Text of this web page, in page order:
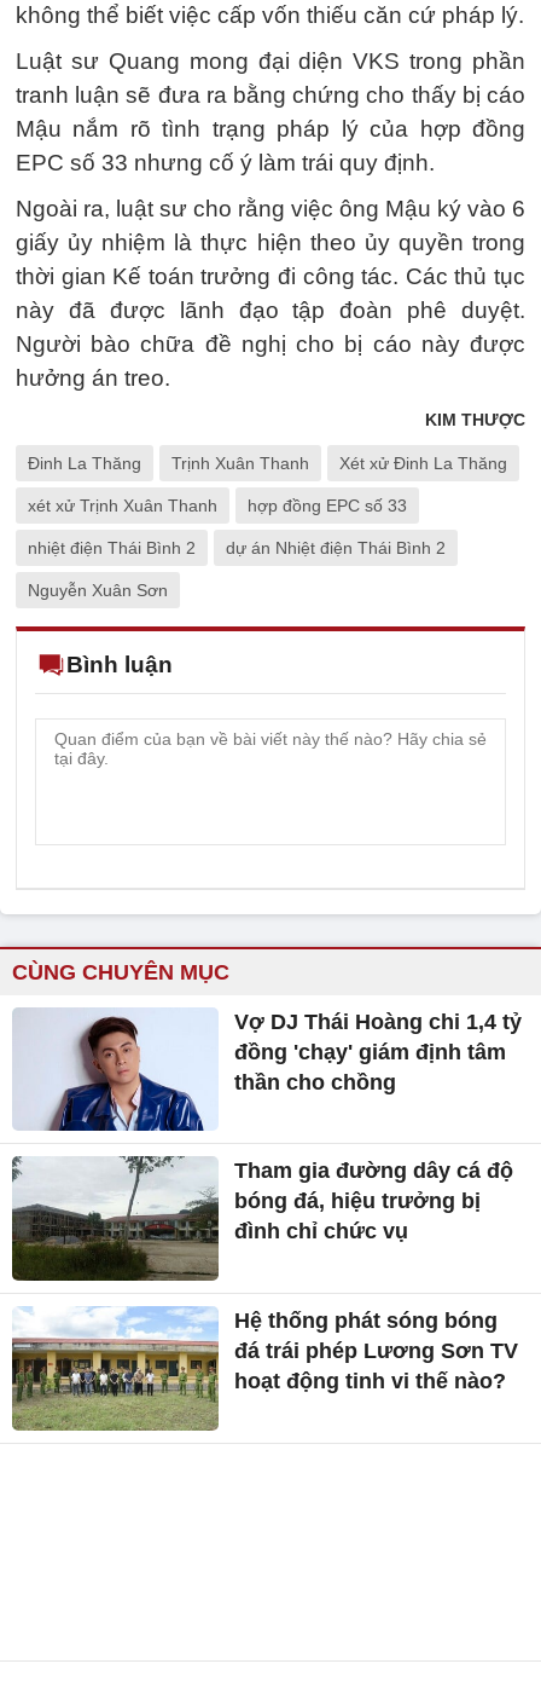
không thể biết việc cấp vốn thiếu căn cứ pháp lý.
Luật sư Quang mong đại diện VKS trong phần
tranh luận sẽ đưa ra bằng chứng cho thấy bị cáo
Mậu nắm rõ tình trạng pháp lý của hợp đồng
EPC số 33 nhưng cố ý làm trái quy định.
Ngoài ra, luật sư cho rằng việc ông Mậu ký vào 6
giấy ủy nhiệm là thực hiện theo ủy quyền trong
thời gian Kế toán trưởng đi công tác. Các thủ tục
này đã được lãnh đạo tập đoàn phê duyệt.
Người bào chữa đề nghị cho bị cáo này được
hưởng án treo.
KIM THƯỢC
Đinh La Thăng Trịnh Xuân Thanh Xét xử Đinh La Thăng
xét xử Trịnh Xuân Thanh hợp đồng EPC số 33
nhiệt điện Thái Bình 2 dự án Nhiệt điện Thái Bình 2
Nguyễn Xuân Sơn
Bình luận
CÙNG CHUYÊN MỤC
Vợ DJ Thái Hoàng chi 1,4 tỷ
đồng 'chạy' giám định tâm
thần cho chồng
Tham gia đường dây cá độ
bóng đá, hiệu trưởng bị
đình chỉ chức vụ
Hệ thống phát sóng bóng
đá trái phép Lương Sơn TV
hoạt động tinh vi thế nào?